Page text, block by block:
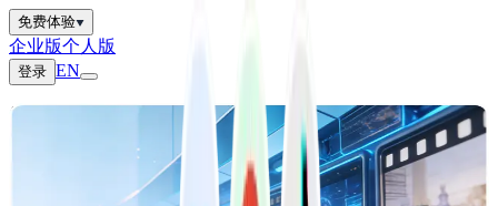
免费体验
企业版个人版
登录 EN
发广告，操作效率提升50倍
让投放精力聚焦策略优化
10 分钟搞定千条广告计划